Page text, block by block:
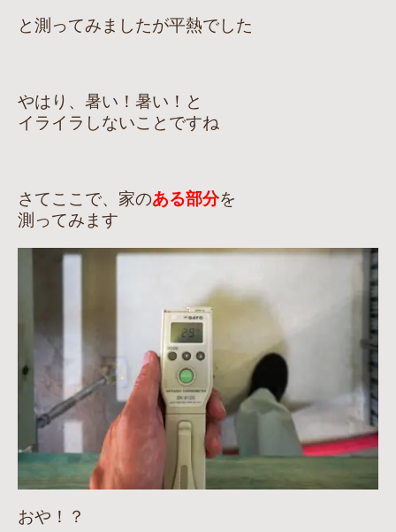
と測ってみましたが平熱でした
やはり、暑い！暑い！と
イライラしないことですね
さてここで、家のある部分を
測ってみます
おや！？